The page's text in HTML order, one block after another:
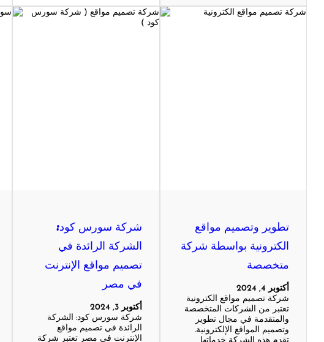
تطوير وتصميم مواقع
الكترونية بواسطة شركة
متخصصة
أكتوبر 4, 2024
شركة تصميم مواقع الكترونية
تعتبر من الشركات المتخصصة
والمتقدمة في مجال تطوير
وتصميم المواقع الإلكترونية.
شركة سورس كود:
الشركة الرائدة في
تصميم مواقع الإنترنت
في مصر
أكتوبر 3, 2024
شركة سورس كود: الشركة
الرائدة في تصميم مواقع
الإنترنت في مصر تعتبر شركة